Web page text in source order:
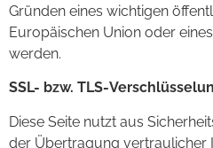
Gründen eines wichtigen
Europäischen Union oder
werden.
SSL- bzw. TLS-
Diese Seite nutzt aus
der Übertragung vertraulicher